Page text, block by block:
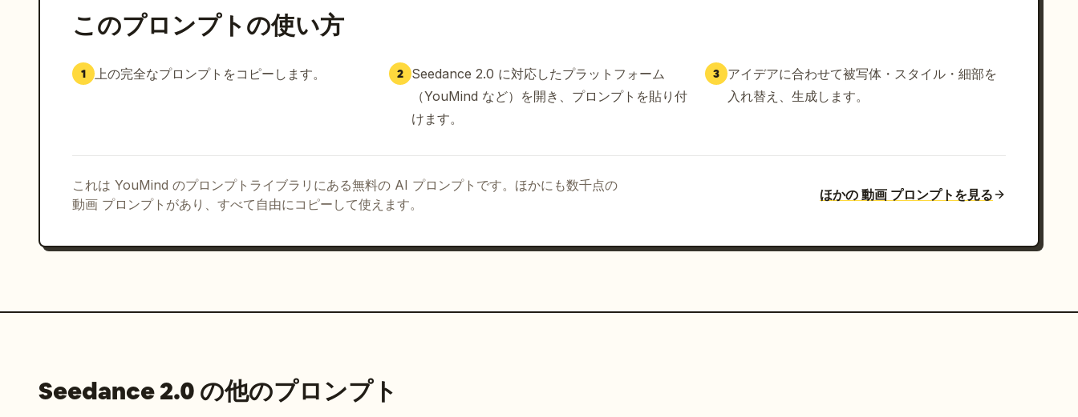
[00:00-00:02]
ビッグ・ベン横での超クローズアップ自撮りショット。白のフローラル柄ノースリーブサマードレスを着た
女性が、マイクに向かって優しく日本語で囁く：
「ねぇ… ロンドン、一緒に旅しよ？」
ソフトな ASMR の囁き、風になびく自然な髪。突然、爆発的なロックミュージックが激しく鳴り響く。
ロックのビートに合わせた高速マルチショット・モンタージュ：
— ビッグ・ベン横での笑顔の自撮り
— ロンドン・アイで振り返る様子
— 遊び心のある髪のフリップ
— テムズ川沿いを早歩きするショット
[00:04-00:06]
このプロンプトの使い方
1 上の完全なプロンプトをコピーします。 2 Seedance 2.0 に対応したプラットフォーム
（YouMind など）を開き、プロンプトを貼り付
けます。
3
アイデアに合わせて被写体・スタイル・細部を
入れ替え、生成します。
これは YouMind のプロンプトライブラリにある無料の AI プロンプトです。ほかにも数千点の
動画 プロンプトがあり、すべて自由にコピーして使えます。
ほかの 動画 プロンプトを見る
Seedance 2.0 の他のプロンプト